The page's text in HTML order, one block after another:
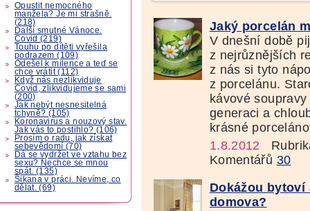
Opustit nemocného
manžela? Je mi strašně.
(218)
Další smutné Vánoce.
Covid (219)
Touhu po dítěti vyřešila
podrazem (109)
Odešel k milence a teď se
chce vrátit (112)
Když nás nezlikviduje
Covid, zlikvidujeme se sami
(200)
Jak nebýt nesnesitelná
tchyně? (105)
Koronavirus a nouzový stav.
Jak vás to postihlo? (106)
Prosím o radu, jak získat
sebevědomí (70)
Dá se vydržet ve vztahu bez
sexu? Nechce se mnou
spát. (135)
Šikana v práci. Nevíme, co
dělat. (69)
Jaký porcelán
V dnešní době
z nejrůznějších
z nás si tyto
z porcelánu.
kávové
generaci a
krásné
1.8.2012
Komentářů 30
Dokážou
domova?